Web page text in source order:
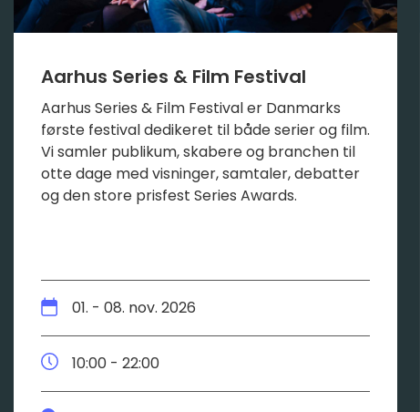
Aarhus Series & Film Festival
Aarhus Series & Film Festival er Danmarks
første festival dedikeret til både serier og film.
Vi samler publikum, skabere og branchen til
otte dage med visninger, samtaler, debatter
og den store prisfest Series Awards.
01. - 08. nov. 2026
10:00 - 22:00